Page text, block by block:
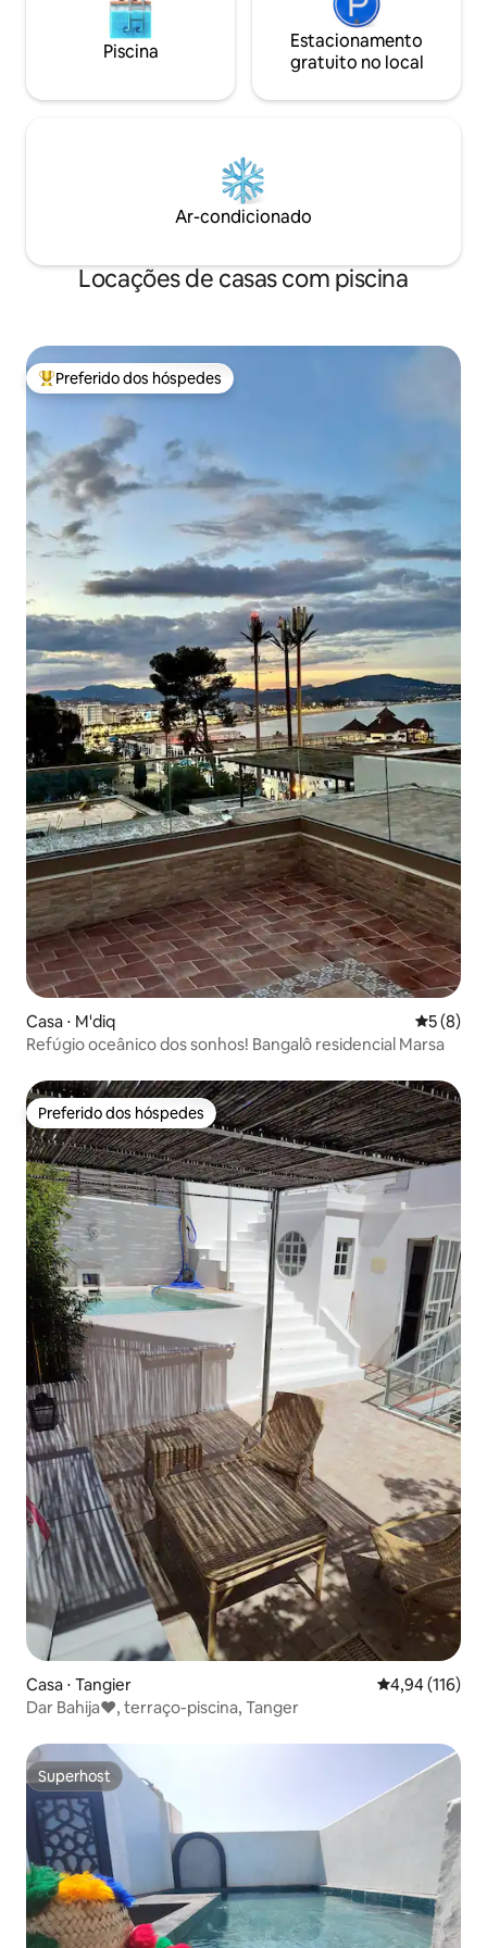
Piscina
Estacionamento
gratuito no local
Ar-condicionado
Locações de casas com piscina
Entre os melhores preferidos dos hóspedes
Preferido dos hóspedes
Casa ⋅ M'diq 5 de
5 (8)
Refúgio oceânico dos sonhos! Bangalô residencial Marsa
Preferido dos hóspedes
Preferido dos hóspedes
Casa ⋅ Tangier 4,94 de uma
4,94 (116)
Dar Bahija❤️, terraço-piscina, Tanger
Superhost
Superhost